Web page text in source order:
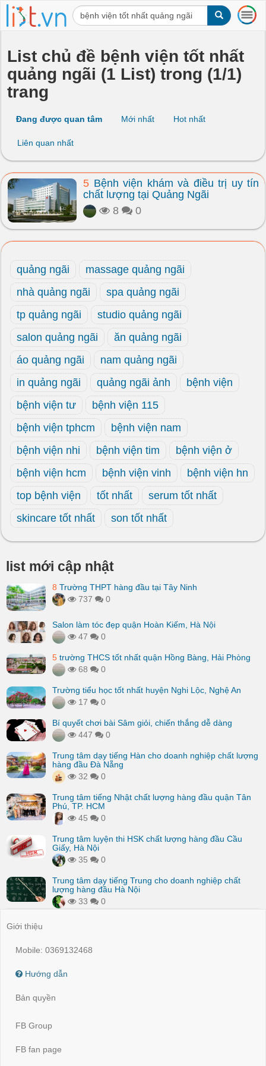
T
o
l
e
n
n
List chủ đề bệnh viện tốt nhất
quảng ngãi (1 List) trong (1/1)
trang
Đang được quan tâm Mới nhất Hot nhất
Liên quan nhất
5 Bệnh viện khám và điều trị uy tín
chất lượng tại Quảng Ngãi
8
0
quảng ngãi
massage quảng ngãi
nhà quảng ngãi
spa quảng ngãi
tp quảng ngãi
studio quảng ngãi
salon quảng ngãi
ăn quảng ngãi
áo quảng ngãi
nam quảng ngãi
in quảng ngãi
quảng ngãi ảnh
bệnh viện
bệnh viện tư
bệnh viện 115
bệnh viện tphcm
bệnh viện nam
bệnh viện nhi
bệnh viện tim
bệnh viện ở
bệnh viện hcm
bệnh viện vinh
bệnh viện hn
top bệnh viện
tốt nhất
serum tốt nhất
skincare tốt nhất
son tốt nhất
list mới cập nhật
8 Trường THPT hàng đầu tại Tây Ninh
737
0
Salon làm tóc đẹp quận Hoàn Kiếm, Hà Nội
47
0
5 trường THCS tốt nhất quận Hồng Bàng, Hải Phòng
68
0
Trường tiểu học tốt nhất huyện Nghi Lộc, Nghệ An
17
0
Bí quyết chơi bài Sâm giỏi, chiến thắng dễ dàng
447
0
Trung tâm dạy tiếng Hàn cho doanh nghiệp chất lượng
hàng đầu Đà Nẵng
32
0
Trung tâm tiếng Nhật chất lượng hàng đầu quận Tân
Phú, TP. HCM
45
0
Trung tâm luyện thi HSK chất lượng hàng đầu Cầu
Giấy, Hà Nội
35
0
Trung tâm dạy tiếng Trung cho doanh nghiệp chất
lượng hàng đầu Hà Nội
33
0
Giới thiệu
Mobile: 0369132468
Hướng dẫn
Bản quyền
FB Group
FB fan page